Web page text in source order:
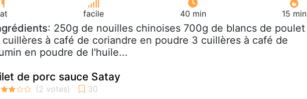
facile 40 min 15 min
: 250g de nouilles chinoises 700g de blancs de poulet
cuillères à café de coriandre en poudre 3 cuillères à café de
en poudre de l'huile...
de porc sauce Satay